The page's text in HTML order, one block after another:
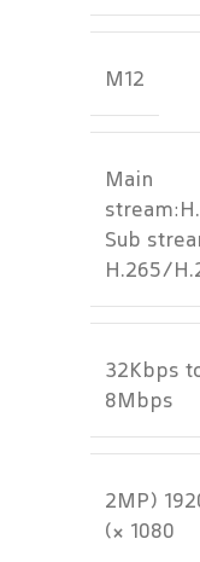
M12
Main
Sub
H.265/
32Kbps
8Mbps
2MP)
× 1080)